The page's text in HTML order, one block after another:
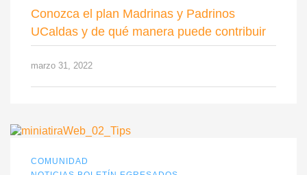
Conozca el plan Madrinas y Padrinos
UCaldas y de qué manera puede contribuir
marzo 31, 2022
COMUNIDAD